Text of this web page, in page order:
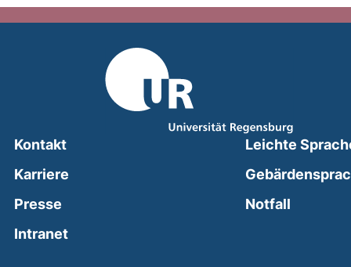
Kontakt
Karriere
Presse
Intranet(external link, opens in a new window)
Leichte
Notfall